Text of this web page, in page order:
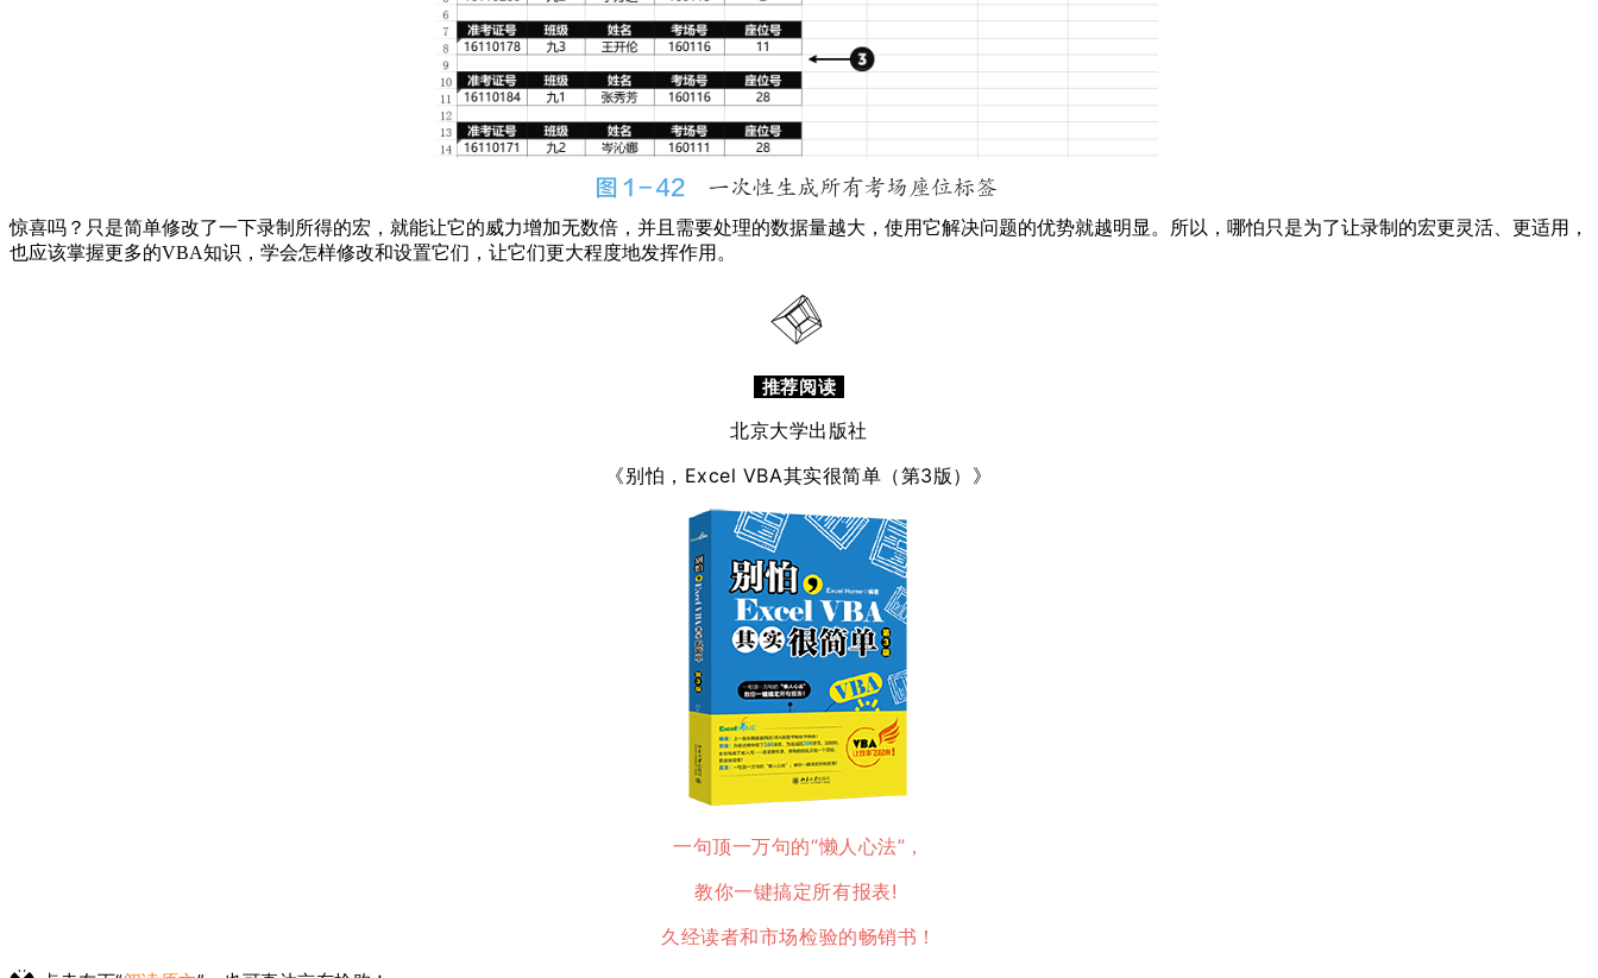
惊喜吗？只是简单修改了一下录制所得的宏，就能让它的威力增加无数倍，并且需要处理的数据量越大，使用它解决问题的优势就越明显。所以，哪怕只是为了让录制的宏更灵活、更适用，
也应该掌握更多的VBA知识，学会怎样修改和设置它们，让它们更大程度地发挥作用。
推荐阅读
北京大学出版社
《别怕，Excel VBA其实很简单（第3版）》
一句顶一万句的“懒人心法”，
教你一键搞定所有报表!
久经读者和市场检验的畅销书！